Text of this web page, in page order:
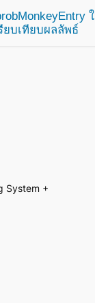
ยบเทียบผลลัพธ์
System +